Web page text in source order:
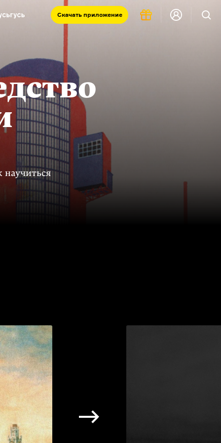
Скачать приложение
Запад и Восток: история культур
комната
научиться